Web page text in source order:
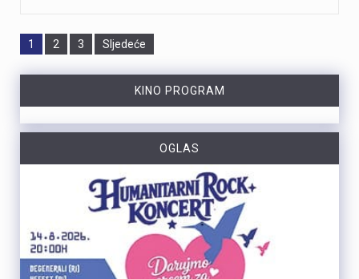
Page
1 Page
2 Page
3 Sljedeće
KINO PROGRAM
OGLAS